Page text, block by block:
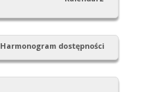
Harmonogram dostępności